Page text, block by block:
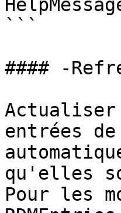
```
#### -
entrées
qu'elles
Pour les